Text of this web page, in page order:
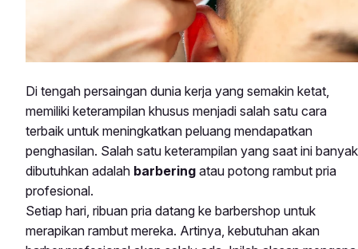
Di tengah persaingan dunia kerja yang semakin ketat,
memiliki keterampilan khusus menjadi salah satu cara
terbaik untuk meningkatkan peluang mendapatkan
penghasilan. Salah satu keterampilan yang saat ini banyak
dibutuhkan adalah barbering atau potong rambut pria
profesional.
Setiap hari, ribuan pria datang ke barbershop untuk
merapikan rambut mereka. Artinya, kebutuhan akan